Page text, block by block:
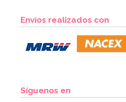
6,95€ 6,95€
Envíos realizados con
Síguenos en